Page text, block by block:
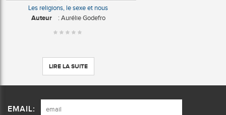
Les religions, le sexe et nous
Auteur: Aurélie Godefro
LIRE LA SUITE
EMAIL: